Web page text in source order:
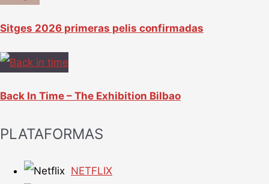
Sitges 2026 primeras pelis confirmadas
Back In Time – The Exhibition Bilbao
PLATAFORMAS
NETFLIX